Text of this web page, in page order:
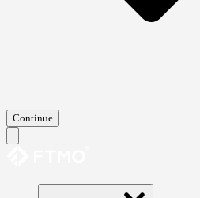
Continue